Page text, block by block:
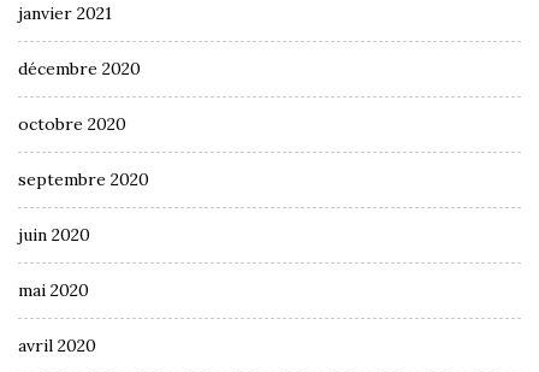
janvier 2021
décembre 2020
octobre 2020
septembre 2020
juin 2020
mai 2020
avril 2020